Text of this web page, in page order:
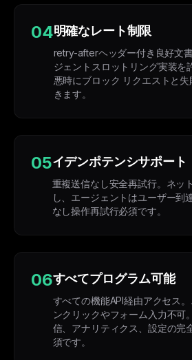
04明確なレート制限
retry-afterヘッダー付き良好文
ジェントスロットリング実装を
悪時にブロック リクエストと
きます。
05イデンポテンシサポート
重複送信なし安全再試行。ネッ
し、エージェントはユーザー到
なし操作再試行必須です。
06すべてプログラム可能
すべての機能API経由アクセス
ンクリックやフォーム入力不可
信、アナリティクス、設定の完
須です。